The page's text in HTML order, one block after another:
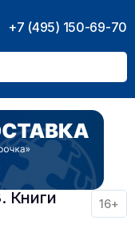
+7 (495) 150-69-70
Книги
16+